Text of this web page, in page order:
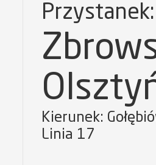
Przystanek:
Kierunek:
Linia 17